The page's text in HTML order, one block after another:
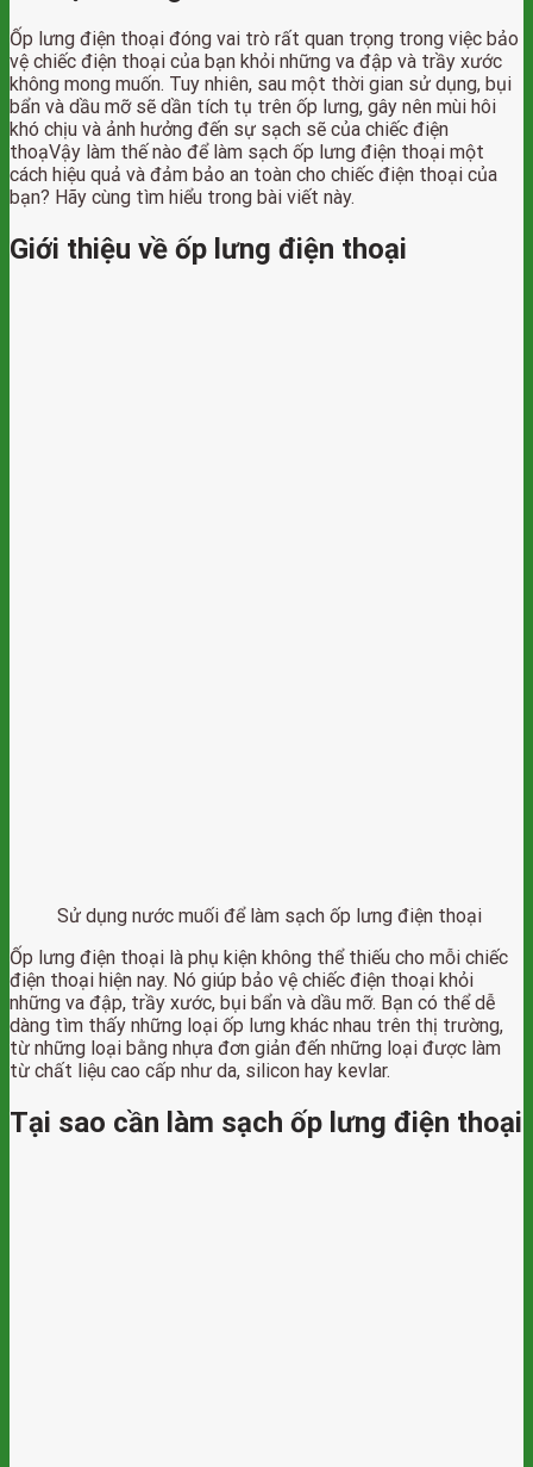
Ốp lưng điện thoại đóng vai trò rất quan trọng trong việc bảo
vệ chiếc điện thoại của bạn khỏi những va đập và trầy xước
không mong muốn. Tuy nhiên, sau một thời gian sử dụng, bụi
bẩn và dầu mỡ sẽ dần tích tụ trên ốp lưng, gây nên mùi hôi
khó chịu và ảnh hưởng đến sự sạch sẽ của chiếc điện
thoạVậy làm thế nào để làm sạch ốp lưng điện thoại một
cách hiệu quả và đảm bảo an toàn cho chiếc điện thoại của
bạn? Hãy cùng tìm hiểu trong bài viết này.
Giới thiệu về ốp lưng điện thoại
Sử dụng nước muối để làm sạch ốp lưng điện thoại
Ốp lưng điện thoại là phụ kiện không thể thiếu cho mỗi chiếc
điện thoại hiện nay. Nó giúp bảo vệ chiếc điện thoại khỏi
những va đập, trầy xước, bụi bẩn và dầu mỡ. Bạn có thể dễ
dàng tìm thấy những loại ốp lưng khác nhau trên thị trường,
từ những loại bằng nhựa đơn giản đến những loại được làm
từ chất liệu cao cấp như da, silicon hay kevlar.
Tại sao cần làm sạch ốp lưng điện thoại